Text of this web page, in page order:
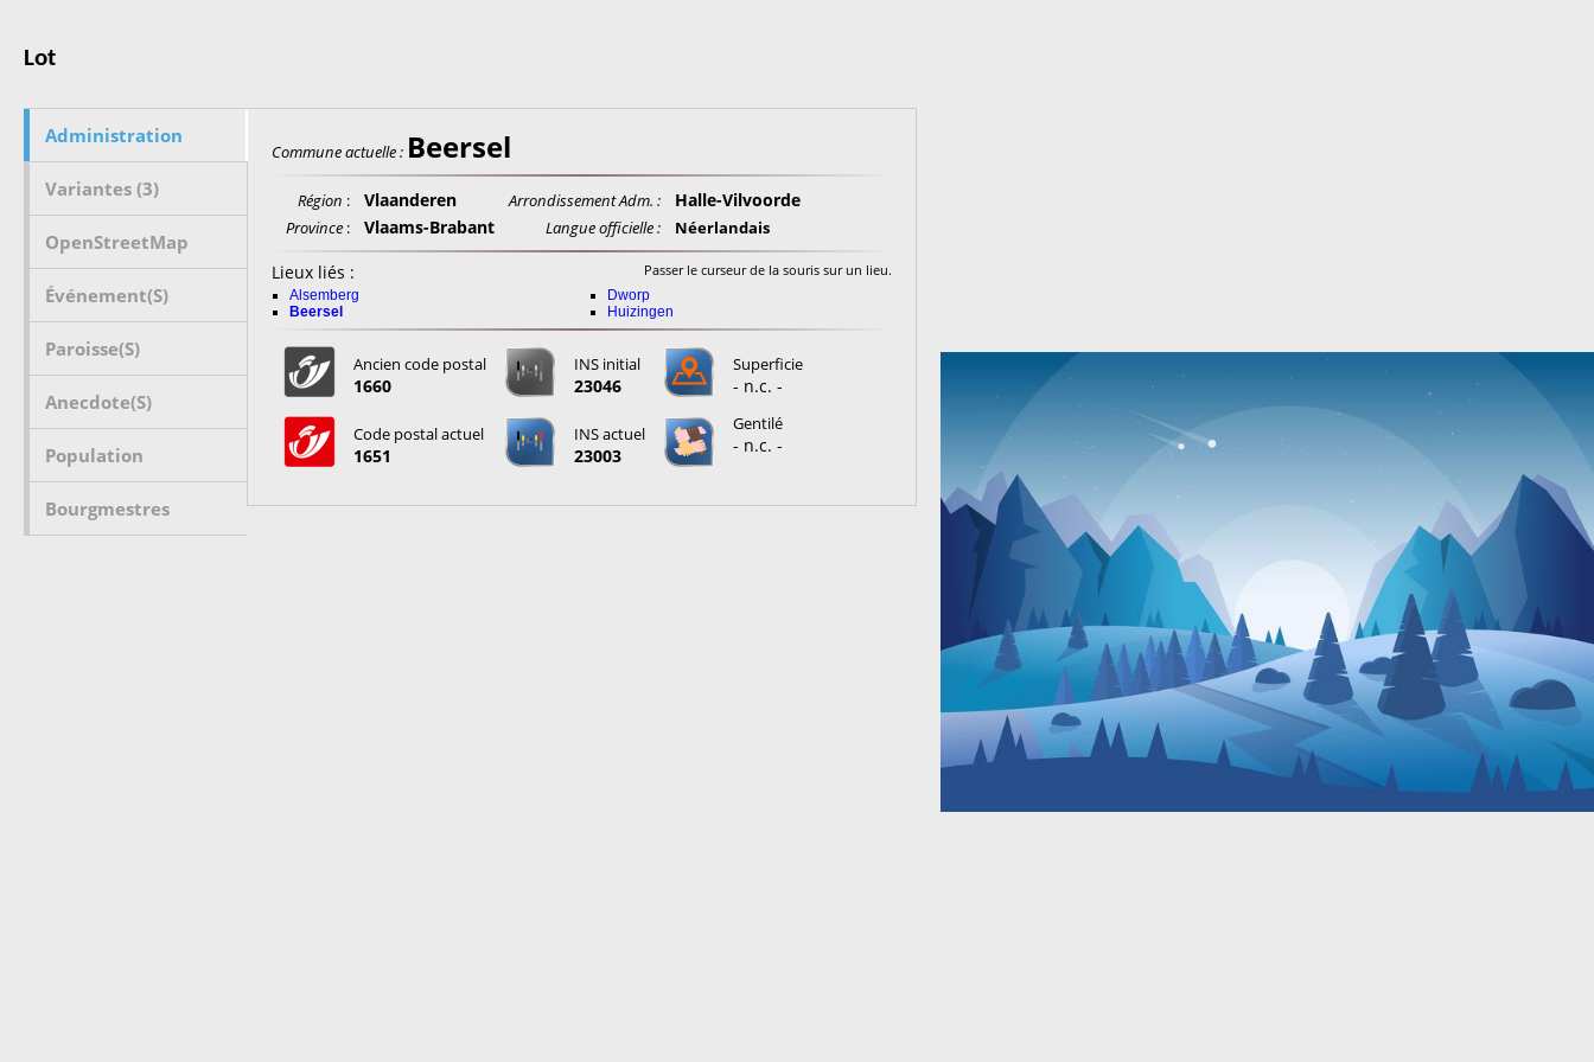
Lot
Administration
Variantes (3)
OpenStreetMap
Événement(s)
Paroisse(s)
Anecdote(s)
Population
Bourgmestres
Commune actuelle : Beersel
Région : Vlaanderen Arrondissement Adm. : Halle-Vilvoorde
Province : Vlaams-Brabant Langue officielle : Néerlandais
Lieux liés : Passer le curseur de la souris sur un lieu.
Alsemberg
Beersel
Dworp
Huizingen
Ancien code postal
1660
INS initial
23046
Superficie
- n.c. -
Code postal actuel
1651
INS actuel
23003
Gentilé
- n.c. -